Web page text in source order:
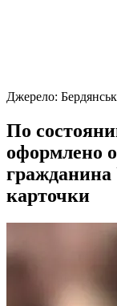
Джерело:
По
оформлено
карточки